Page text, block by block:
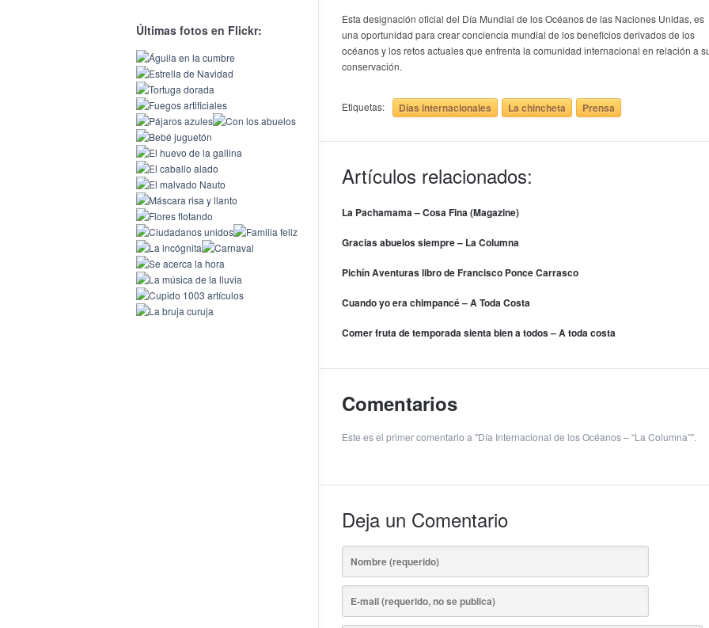
Últimas fotos en Flickr:
Esta designación oficial del Día Mundial de los Océanos de las Naciones Unidas, es
una oportunidad para crear conciencia mundial de los beneficios derivados de los
océanos y los retos actuales que enfrenta la comunidad internacional en relación a
conservación.
Etiquetas: Días internacionales La chincheta Prensa
Artículos relacionados:
La Pachamama – Cosa Fina (Magazine)
Gracias abuelos siempre – La Columna
Pichín Aventuras libro de Francisco Ponce Carrasco
Cuando yo era chimpancé – A Toda Costa
Comer fruta de temporada sienta bien a todos – A toda costa
Comentarios
Este es el primer comentario a "Día Internacional de los Océanos – “La Columna”".
Deja un Comentario